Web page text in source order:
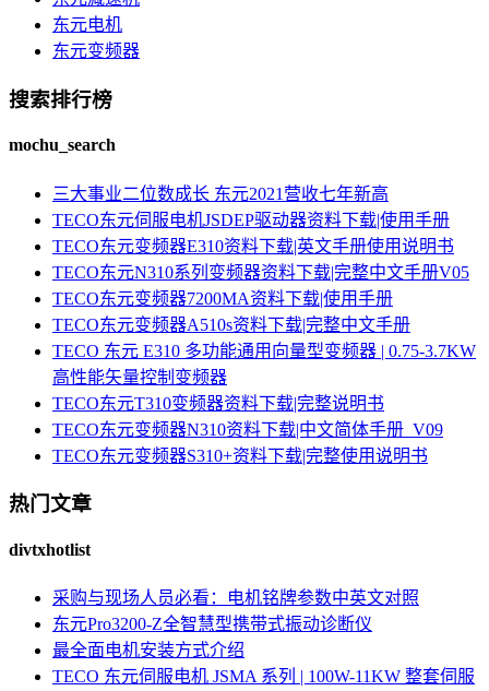
东元电机
东元变频器
搜索排行榜
mochu_search
三大事业二位数成长 东元2021营收七年新高
TECO东元伺服电机JSDEP驱动器资料下载|使用手册
TECO东元变频器E310资料下载|英文手册使用说明书
TECO东元N310系列变频器资料下载|完整中文手册V05
TECO东元变频器7200MA资料下载|使用手册
TECO东元变频器A510s资料下载|完整中文手册
TECO 东元 E310 多功能通用向量型变频器 | 0.75-3.7KW
高性能矢量控制变频器
TECO东元T310变频器资料下载|完整说明书
TECO东元变频器N310资料下载|中文简体手册_V09
TECO东元变频器S310+资料下载|完整使用说明书
热门文章
divtxhotlist
采购与现场人员必看：电机铭牌参数中英文对照
东元Pro3200-Z全智慧型携带式振动诊断仪
最全面电机安装方式介绍
TECO 东元伺服电机 JSMA 系列 | 100W-11KW 整套伺服